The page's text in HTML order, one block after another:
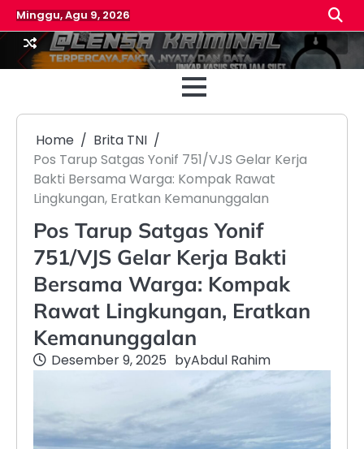
Skip
to
content
Minggu, Agu 9, 2026
Beranda
Home
Brita TNI
Pos Tarup Satgas Yonif 751/VJS Gelar Kerja
Bakti Bersama Warga: Kompak Rawat
Lingkungan, Eratkan Kemanunggalan
Pos Tarup Satgas Yonif
751/VJS Gelar Kerja Bakti
Bersama Warga: Kompak
Rawat Lingkungan, Eratkan
Kemanunggalan
Desember 9, 2025 byAbdul Rahim